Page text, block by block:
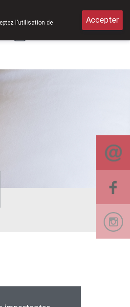
l'utilisation de
Accepter